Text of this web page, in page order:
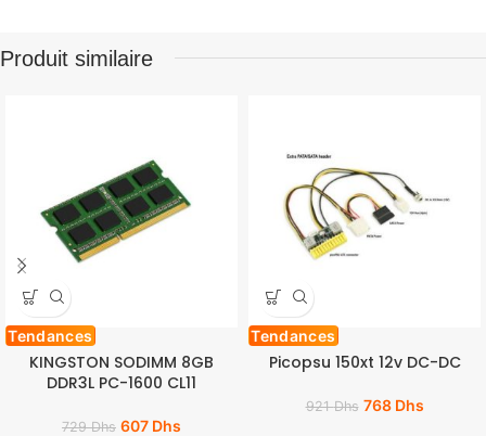
Produit similaire
Tendances
KINGSTON SODIMM 8GB
DDR3L PC-1600 CL11
729Dhs 607 Dhs
Tendances
Picopsu 150xt 12v DC-DC
921Dhs 768 Dhs